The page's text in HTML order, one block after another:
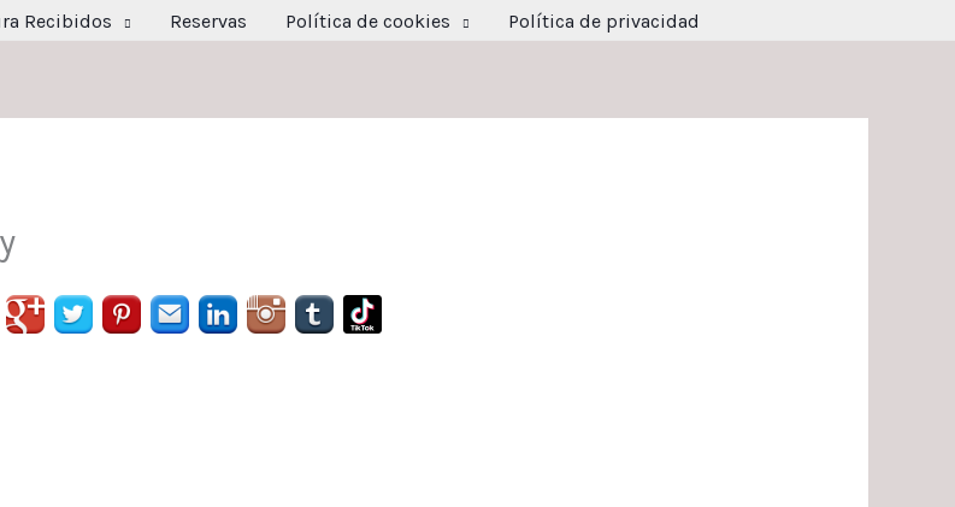
Recibidos Reservas Política de cookies Política de privacidad